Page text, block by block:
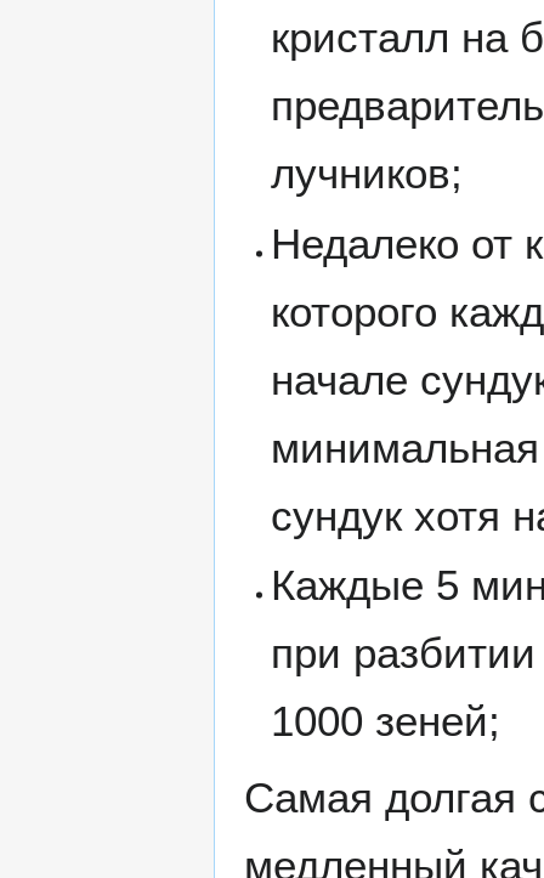
кристалл на
лучников;
Недалеко от
которого
начале
сундук хотя
Каждые 5
при
1000 зеней;
Самая долгая
медленный